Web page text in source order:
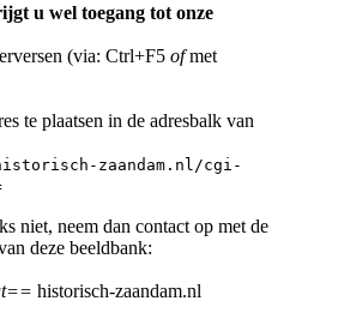
u wel toegang tot onze
(via: Ctrl+F5 ofmet
te plaatsen in de adresbalk van
zaandam.nl/cgi-
niet, neem dan contact op met de
deze beeldbank:
historisch-zaandam.nl